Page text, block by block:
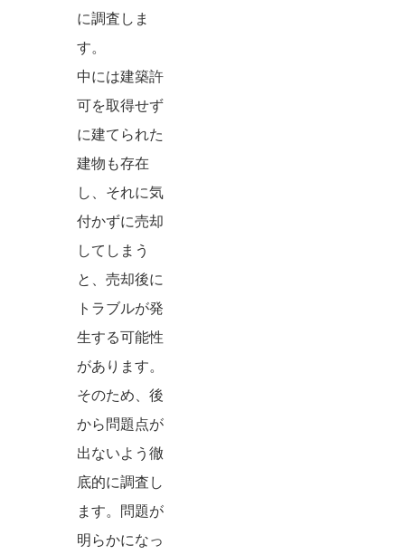
に調査しま
す。
中には建築許
可を取得せず
に建てられた
建物も存在
し、それに気
付かずに売却
してしまう
と、売却後に
トラブルが発
生する可能性
があります。
そのため、後
から問題点が
出ないよう徹
底的に調査し
ます。問題が
明らかになっ